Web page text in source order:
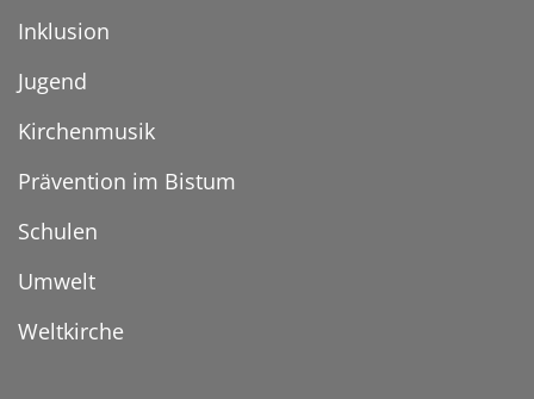
Inklusion
Jugend
Kirchenmusik
Prävention im Bistum
Schulen
Umwelt
Weltkirche